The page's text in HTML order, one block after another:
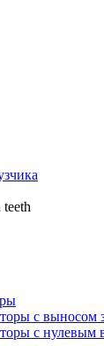
с выносом
с нулевым